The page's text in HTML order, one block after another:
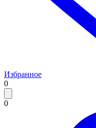
Избранное
0
0